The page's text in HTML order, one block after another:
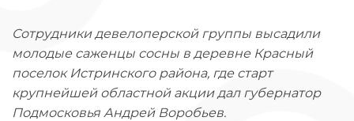
Сотрудники девелоперской группы высадили
молодые саженцы сосны в деревне Красный
поселок Истринского района, где старт
крупнейшей областной акции дал губернатор
Подмосковья Андрей Воробьев.